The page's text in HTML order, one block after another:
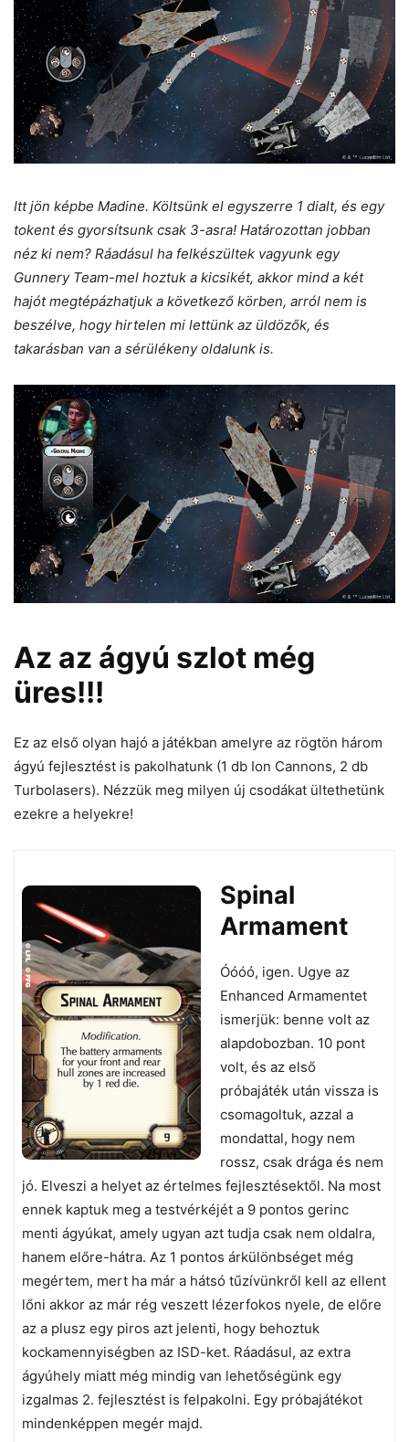
Itt jön képbe Madine. Költsünk el egyszerre 1 dialt, és egy
tokent és gyorsítsunk csak 3-asra! Határozottan jobban
néz ki nem? Ráadásul ha felkészültek vagyunk egy
Gunnery Team-mel hoztuk a kicsikét, akkor mind a két
hajót megtépázhatjuk a következő körben, arról nem is
beszélve, hogy hirtelen mi lettünk az üldözők, és
takarásban van a sérülékeny oldalunk is.
Az az ágyú szlot még
üres!!!
Ez az első olyan hajó a játékban amelyre az rögtön három
ágyú fejlesztést is pakolhatunk (1 db Ion Cannons, 2 db
Turbolasers). Nézzük meg milyen új csodákat ültethetünk
ezekre a helyekre!
Spinal
Armament
Óóóó, igen. Ugye az
Enhanced Armamentet
ismerjük: benne volt az
alapdobozban. 10 pont
volt, és az első
próbajáték után vissza is
csomagoltuk, azzal a
mondattal, hogy nem
rossz, csak drága és nem
jó. Elveszi a helyet az értelmes fejlesztésektől. Na most
ennek kaptuk meg a testvérkéjét a 9 pontos gerinc
menti ágyúkat, amely ugyan azt tudja csak nem oldalra,
hanem előre-hátra. Az 1 pontos árkülönbséget még
megértem, mert ha már a hátsó tűzívünkről kell az ellent
lőni akkor az már rég veszett lézerfokos nyele, de előre
az a plusz egy piros azt jelenti, hogy behoztuk
kockamennyiségben az ISD-ket. Ráadásul, az extra
ágyúhely miatt még mindig van lehetőségünk egy
izgalmas 2. fejlesztést is felpakolni. Egy próbajátékot
mindenképpen megér majd.